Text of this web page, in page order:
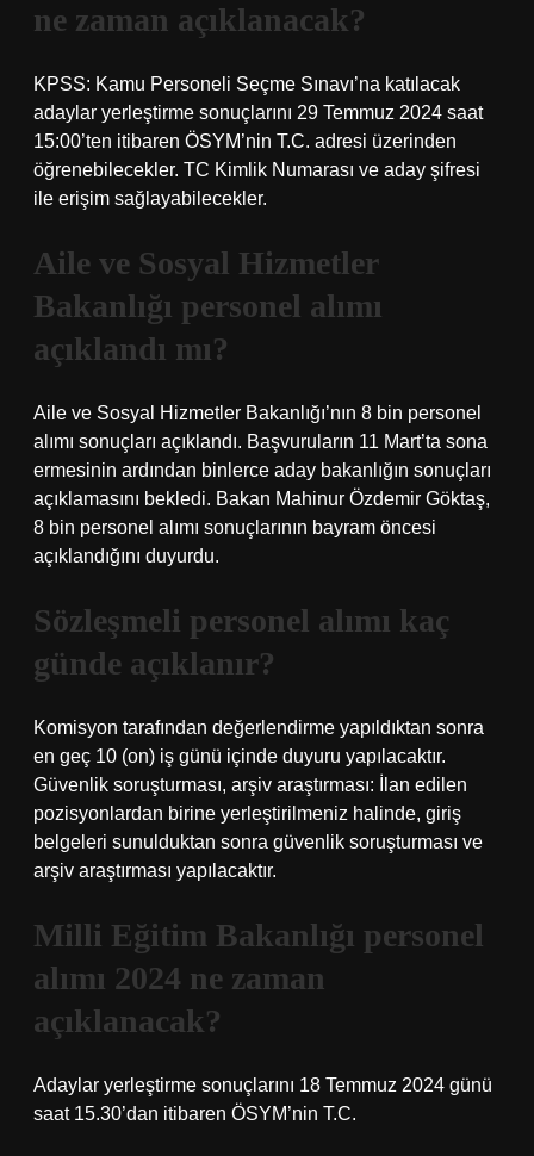
ne zaman açıklanacak?
KPSS: Kamu Personeli Seçme Sınavı’na katılacak
adaylar yerleştirme sonuçlarını 29 Temmuz 2024 saat
15:00’ten itibaren ÖSYM’nin T.C. adresi üzerinden
öğrenebilecekler. TC Kimlik Numarası ve aday şifresi
ile erişim sağlayabilecekler.
Aile ve Sosyal Hizmetler
Bakanlığı personel alımı
açıklandı mı?
Aile ve Sosyal Hizmetler Bakanlığı’nın 8 bin personel
alımı sonuçları açıklandı. Başvuruların 11 Mart’ta sona
ermesinin ardından binlerce aday bakanlığın sonuçları
açıklamasını bekledi. Bakan Mahinur Özdemir Göktaş,
8 bin personel alımı sonuçlarının bayram öncesi
açıklandığını duyurdu.
Sözleşmeli personel alımı kaç
günde açıklanır?
Komisyon tarafından değerlendirme yapıldıktan sonra
en geç 10 (on) iş günü içinde duyuru yapılacaktır.
Güvenlik soruşturması, arşiv araştırması: İlan edilen
pozisyonlardan birine yerleştirilmeniz halinde, giriş
belgeleri sunulduktan sonra güvenlik soruşturması ve
arşiv araştırması yapılacaktır.
Milli Eğitim Bakanlığı personel
alımı 2024 ne zaman
açıklanacak?
Adaylar yerleştirme sonuçlarını 18 Temmuz 2024 günü
saat 15.30’dan itibaren ÖSYM’nin T.C.